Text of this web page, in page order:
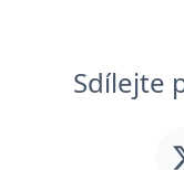
Sdílejte